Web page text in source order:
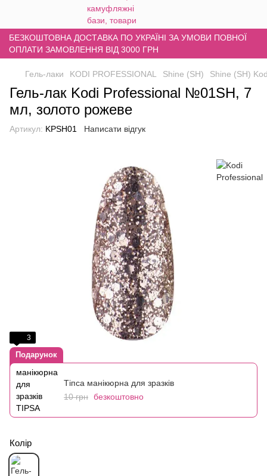
БЕЗКОШТОВНА ДОСТАВКА ПО УКРАЇНІ ЗА УМОВИ ПОВНОЇ
ОПЛАТИ ЗАМОВЛЕННЯ ВІД 3000 ГРН
Гель-лаки KODI PROFESSIONAL Shine (SH) Shine (SH)
Гель-лак Kodi Professional №01SH, 7
мл, золото рожеве
Артикул: KPSH01 Написати відгук
3
Подарунок
Тіпса манікюрна для зразків
10 грн безкоштовно
Колір